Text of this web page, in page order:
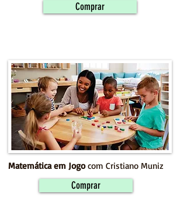
Comprar
Matemática em Jogocom Cristiano Muniz
Comprar